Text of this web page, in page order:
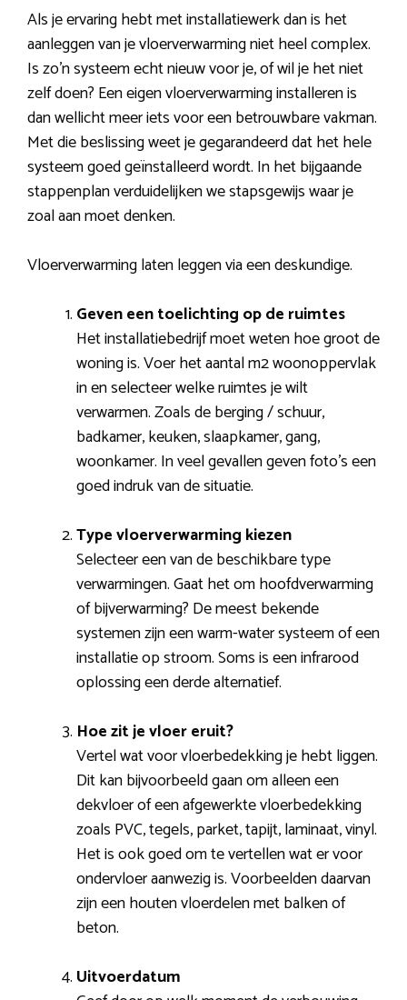
Als je ervaring hebt met installatiewerk dan is het
aanleggen van je vloerverwarming niet heel complex.
Is zo’n systeem echt nieuw voor je, of wil je het niet
zelf doen? Een eigen vloerverwarming installeren is
dan wellicht meer iets voor een betrouwbare vakman.
Met die beslissing weet je gegarandeerd dat het hele
systeem goed geïnstalleerd wordt. In het bijgaande
stappenplan verduidelijken we stapsgewijs waar je
zoal aan moet denken.
Vloerverwarming laten leggen via een deskundige.
Geven een toelichting op de ruimtes
Het installatiebedrijf moet weten hoe groot de
woning is. Voer het aantal m2 woonoppervlak
in en selecteer welke ruimtes je wilt
verwarmen. Zoals de berging / schuur,
badkamer, keuken, slaapkamer, gang,
woonkamer. In veel gevallen geven foto’s een
goed indruk van de situatie.
Type vloerverwarming kiezen
Selecteer een van de beschikbare type
verwarmingen. Gaat het om hoofdverwarming
of bijverwarming? De meest bekende
systemen zijn een warm-water systeem of een
installatie op stroom. Soms is een infrarood
oplossing een derde alternatief.
Hoe zit je vloer eruit?
Vertel wat voor vloerbedekking je hebt liggen.
Dit kan bijvoorbeeld gaan om alleen een
dekvloer of een afgewerkte vloerbedekking
zoals PVC, tegels, parket, tapijt, laminaat, vinyl.
Het is ook goed om te vertellen wat er voor
ondervloer aanwezig is. Voorbeelden daarvan
zijn een houten vloerdelen met balken of
beton.
Uitvoerdatum